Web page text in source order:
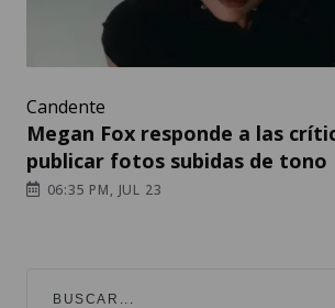
Candente
Megan Fox responde a las
publicar fotos subidas de tono
06:35 PM, JUL 23